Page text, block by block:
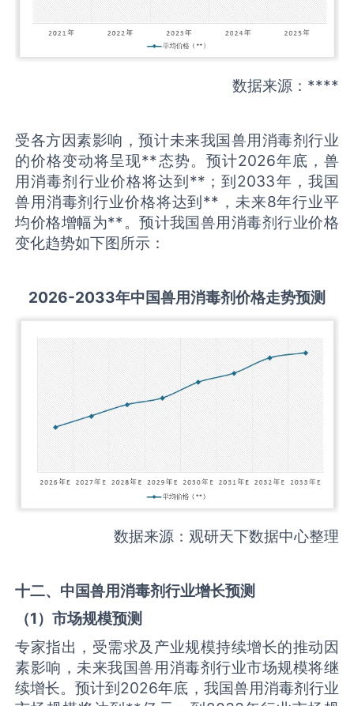
数据来源：****
受各方因素影响，预计未来我国兽用消毒剂行业
的价格变动将呈现**态势。预计2026年底，兽
用消毒剂行业价格将达到**；到2033年，我国
兽用消毒剂行业价格将达到**，未来8年行业平
均价格增幅为**。预计我国兽用消毒剂行业价格
变化趋势如下图所示：
2026-2033年中国兽用消毒剂价格走势预测
数据来源：观研天下数据中心整理
十二、中国兽用消毒剂行业增长预测
（1）市场规模预测
专家指出，受需求及产业规模持续增长的推动因
素影响，未来我国兽用消毒剂行业市场规模将继
续增长。预计到2026年底，我国兽用消毒剂行业